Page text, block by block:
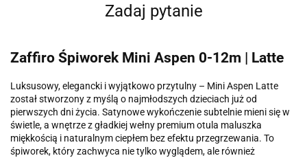
Zadaj pytanie
Zaffiro Śpiworek Mini Aspen 0-12m | Latte
Luksusowy, elegancki i wyjątkowo przytulny – Mini Aspen Latte
został stworzony z myślą o najmłodszych dzieciach już od
pierwszych dni życia. Satynowe wykończenie subtelnie mieni się w
świetle, a wnętrze z gładkiej wełny premium otula maluszka
miękkością i naturalnym ciepłem bez efektu przegrzewania. To
śpiworek, który zachwyca nie tylko wyglądem, ale również